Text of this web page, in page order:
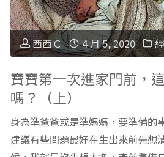
教
老
的
建
議
次
進
家
門
前，
西西Ｃ 4 月 5, 2020
寶寶第一次進家門前，
嗎？（上）
身為準爸爸或是準媽媽，要準備的
建議有些問題最好在生出來前先想